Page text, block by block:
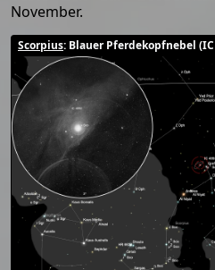
November.
Scorpius: Blauer Pferdekopfnebel (IC